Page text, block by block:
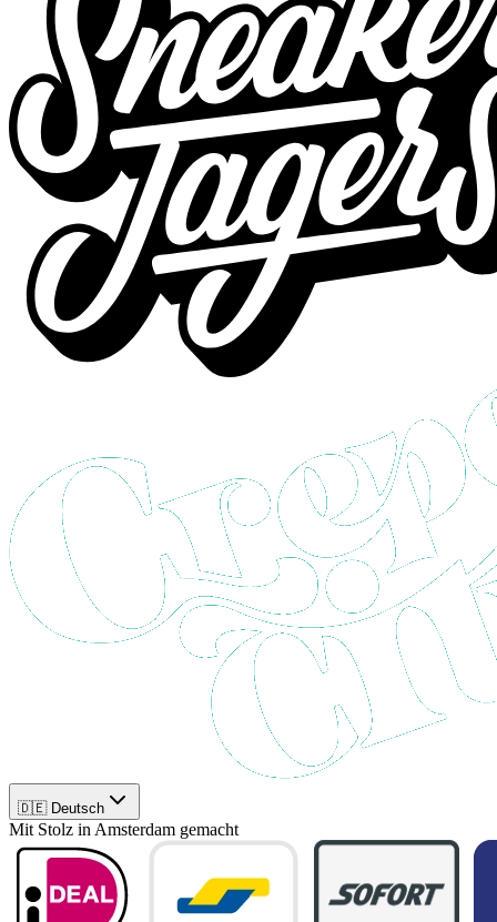
🇩🇪 Deutsch
Mit Stolz in Amsterdam gemacht